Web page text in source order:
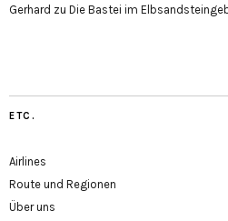
Gerhard zu Die Bastei im
ETC.
Airlines
Route und Regionen
Über uns